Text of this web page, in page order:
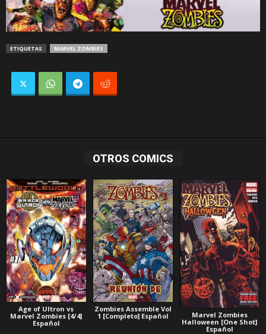
ETIQUETAS MARVEL ZOMBIES
OTROS COMICS
Age of Ultron vs
Marvel Zombies [4/4]
Español
Zombies Assemble Vol
1 [Completo] Español
Marvel Zombies
Halloween [One Shot]
Español